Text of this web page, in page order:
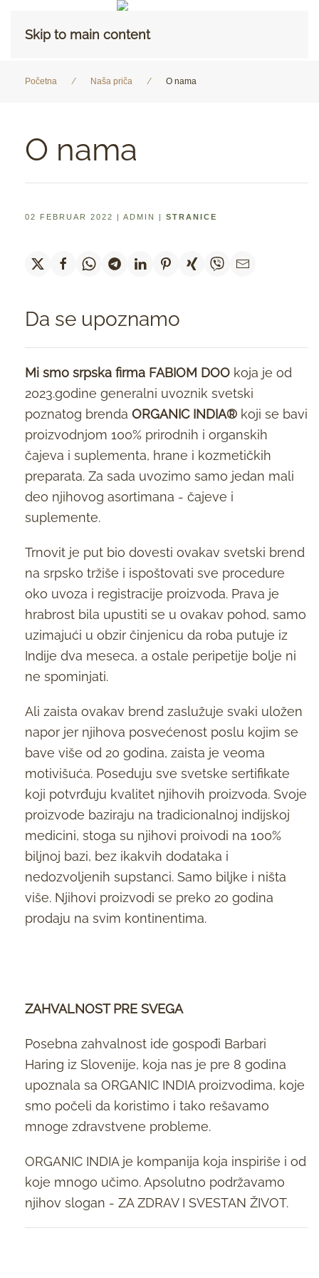
Skip to main content
Početna Naša priča O nama
O nama
02 FEBRUAR 2022 | ADMIN | STRANICE
Da se upoznamo
Mi smo srpska firma FABIOM DOO koja je od
2023.godine generalni uvoznik svetski
poznatog brenda ORGANIC INDIA® koji se bavi
proizvodnjom 100% prirodnih i organskih
čajeva i suplementa, hrane i kozmetičkih
preparata. Za sada uvozimo samo jedan mali
deo njihovog asortimana - čajeve i
suplemente.
Trnovit je put bio dovesti ovakav svetski brend
na srpsko tržiše i ispoštovati sve procedure
oko uvoza i registracije proizvoda. Prava je
hrabrost bila upustiti se u ovakav pohod, samo
uzimajući u obzir činjenicu da roba putuje iz
Indije dva meseca, a ostale peripetije bolje ni
ne spominjati.
Ali zaista ovakav brend zaslužuje svaki uložen
napor jer njihova posvećenost poslu kojim se
bave više od 20 godina, zaista je veoma
motivišuća. Poseduju sve svetske sertifikate
koji potvrđuju kvalitet njihovih proizvoda. Svoje
proizvode baziraju na tradicionalnoj indijskoj
medicini, stoga su njihovi proivodi na 100%
biljnoj bazi, bez ikakvih dodataka i
nedozvoljenih supstanci. Samo biljke i ništa
više. Njihovi proizvodi se preko 20 godina
prodaju na svim kontinentima.
ZAHVALNOST PRE SVEGA
Posebna zahvalnost ide gospođi Barbari
Haring iz Slovenije, koja nas je pre 8 godina
upoznala sa ORGANIC INDIA proizvodima, koje
smo počeli da koristimo i tako rešavamo
mnoge zdravstvene probleme.
ORGANIC INDIA je kompanija koja inspiriše i od
koje mnogo učimo. Apsolutno podržavamo
njihov slogan - ZA ZDRAV I SVESTAN ŽIVOT.